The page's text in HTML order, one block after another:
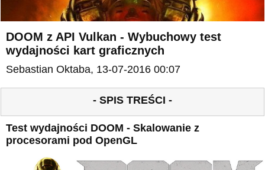
DOOM z API Vulkan - Wybuchowy test
wydajności kart graficznych
Sebastian Oktaba, 13-07-2016 00:07
- SPIS TREŚCI -
Test wydajności DOOM - Skalowanie z
procesorami pod OpenGL